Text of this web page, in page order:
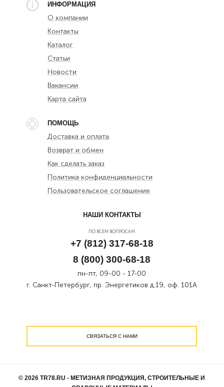
ИНФОРМАЦИЯ
О компании
Контакты
Каталог
Статьи
Новости
Вакансии
Карта сайта
ПОМОЩЬ
Доставка и оплата
Возврат и обмен
Как сделать заказ
Политика конфиденциальности
Пользовательское соглашение
НАШИ КОНТАКТЫ
ПО ВСЕМ ВОПРОСАМ
+7 (812) 317-68-18
8 (800) 300-68-18
пн-пт, 09-00 - 17-00
г. Санкт-Петербург, пр. Энергетиков д.19, оф. 101А
СВЯЗАТЬСЯ С НАМИ
© 2026 TR78.RU - МЕТИЗНАЯ ПРОДУКЦИЯ, СТРОИТЕЛЬНЫЕ И